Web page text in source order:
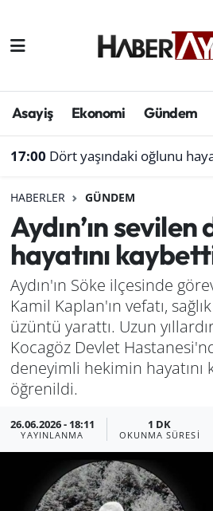
Asayiş Ekonomi Gündem
17:00 Dört yaşındaki oğlunu hayattan koparan adam
HABERLER GÜNDEM
Aydın’ın
hayatını
Aydın'ın Söke ilçesinde
Kamil Kaplan'ın vefatı,
üzüntü yarattı. Uzun
Kocagöz Devlet
deneyimli hekimin hayatını
öğrenildi.
26.06.2026 - 18:11
YAYINLANMA
1 DK
OKUNMA SÜRESI
Afyonkarahisar
Çevre
Genel
Haber
Izmir
Kütahya
Manisa
Muğla
Politika
Aydın Hava Durumu
Süper Lig Puan Durumu
Son Dakika Haberleri
Haber Arşivi